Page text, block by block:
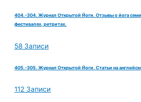
404.-304. Журнал Открытой Йоги. Отзывы о йога
фестивалях, ретритах.
58 Записи
405.-305. Журнал Открытой Йоги. Статьи на
112 Записи